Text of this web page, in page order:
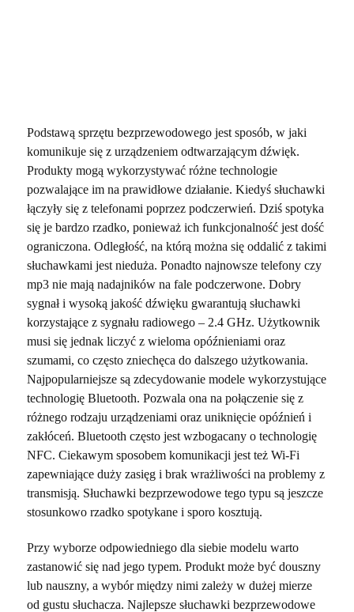
Podstawą sprzętu bezprzewodowego jest sposób, w jaki
komunikuje się z urządzeniem odtwarzającym dźwięk.
Produkty mogą wykorzystywać różne technologie
pozwalające im na prawidłowe działanie. Kiedyś słuchawki
łączyły się z telefonami poprzez podczerwień. Dziś spotyka
się je bardzo rzadko, ponieważ ich funkcjonalność jest dość
ograniczona. Odległość, na którą można się oddalić z takimi
słuchawkami jest nieduża. Ponadto najnowsze telefony czy
mp3 nie mają nadajników na fale podczerwone. Dobry
sygnał i wysoką jakość dźwięku gwarantują słuchawki
korzystające z sygnału radiowego – 2.4 GHz. Użytkownik
musi się jednak liczyć z wieloma opóźnieniami oraz
szumami, co często zniechęca do dalszego użytkowania.
Najpopularniejsze są zdecydowanie modele wykorzystujące
technologię Bluetooth. Pozwala ona na połączenie się z
różnego rodzaju urządzeniami oraz uniknięcie opóźnień i
zakłóceń. Bluetooth często jest wzbogacany o technologię
NFC. Ciekawym sposobem komunikacji jest też Wi-Fi
zapewniające duży zasięg i brak wrażliwości na problemy z
transmisją. Słuchawki bezprzewodowe tego typu są jeszcze
stosunkowo rzadko spotykane i sporo kosztują.
Przy wyborze odpowiedniego dla siebie modelu warto
zastanowić się nad jego typem. Produkt może być douszny
lub nauszny, a wybór między nimi zależy w dużej mierze
od gustu słuchacza. Najlepsze słuchawki bezprzewodowe